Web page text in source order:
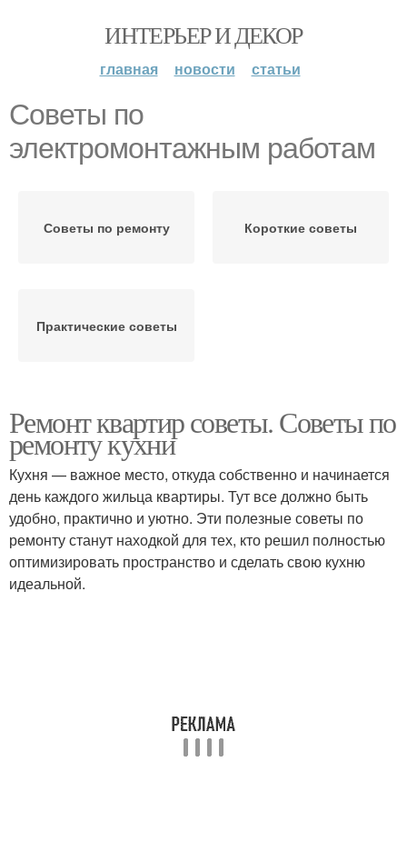
ИНТЕРЬЕР И ДЕКОР
главная новости статьи
Советы по
электромонтажным работам
Советы по ремонту Короткие советы
Практические советы
Ремонт квартир советы. Советы по
ремонту кухни
Кухня — важное место, откуда собственно и начинается
день каждого жильца квартиры. Тут все должно быть
удобно, практично и уютно. Эти полезные советы по
ремонту станут находкой для тех, кто решил полностью
оптимизировать пространство и сделать свою кухню
идеальной.